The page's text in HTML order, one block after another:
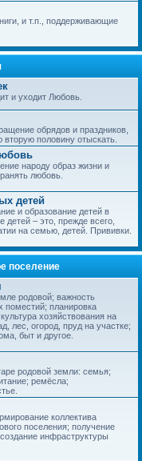
и т.п., поддерживающие
и уходит Любовь.
обрядов и праздников,
половину отыскать.
народу образ жизни и
любовь.
детей
и образование детей в
детей – это, прежде всего,
на семью, детей. Прививки.
поселение
родовой; важность
поместий; планировка
хозяйствования на
лес, огород, пруд на участке;
быт и другое.
родовой земли: семья;
ремёсла;
коллектива
поселения; получение
инфраструктуры